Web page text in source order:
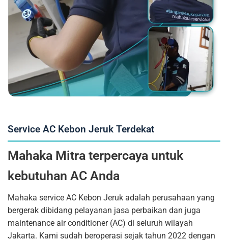
Service AC Kebon Jeruk Terdekat
Mahaka Mitra terpercaya untuk
kebutuhan AC Anda
Mahaka service AC Kebon Jeruk adalah perusahaan yang
bergerak dibidang pelayanan jasa perbaikan dan juga
maintenance air conditioner (AC) di seluruh wilayah
Jakarta. Kami sudah beroperasi sejak tahun 2022 dengan